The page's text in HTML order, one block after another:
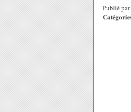
Publié